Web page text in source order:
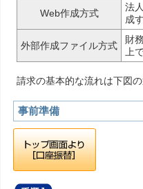
Web作成方式
法
成
外部作成ファイル方式
財
上
請求の基本的な流れは下図
事前準備